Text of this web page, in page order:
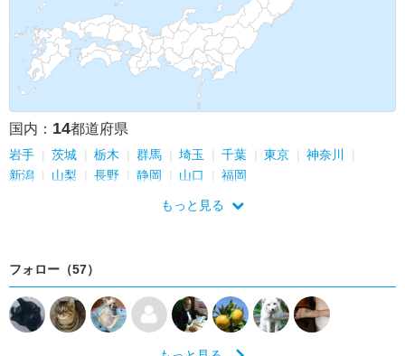
国内： 14都道府県
岩手 茨城 栃木 群馬 埼玉 千葉 東京
神奈川
新潟
山梨 長野 静岡 山口 福岡
もっと見る
フォロー（57）